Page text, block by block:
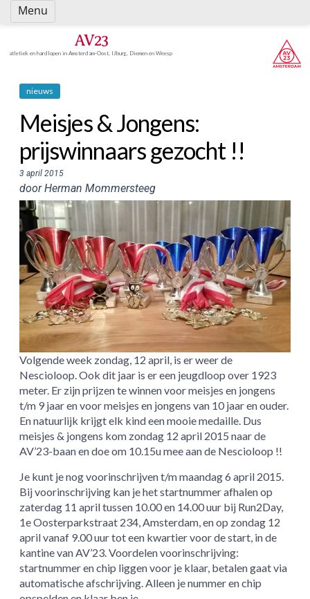
Spring
naar
AV23
atletiek en hardlopen in Amsterdam-Oost, IJburg, Diemen en Weesp
nieuws
Meisjes & Jongens:
prijswinnaars gezocht !!
3 april 2015
door Herman Mommersteeg
Volgende week zondag, 12 april, is er weer de
Nescioloop. Ook dit jaar is er een jeugdloop over 1923
meter. Er zijn prijzen te winnen voor meisjes en jongens
t/m 9 jaar en voor meisjes en jongens van 10 jaar en ouder.
En natuurlijk krijgt elk kind een mooie medaille. Dus
meisjes & jongens kom zondag 12 april 2015 naar de
AV’23-baan en doe om 10.15u mee aan de Nescioloop !!
Je kunt je nog voorinschrijven t/m maandag 6 april 2015.
Bij voorinschrijving kan je het startnummer afhalen op
zaterdag 11 april tussen 10.00 en 14.00 uur bij Run2Day,
1e Oosterparkstraat 234, Amsterdam, en op zondag 12
april vanaf 9.00 uur tot een kwartier voor de start, in de
kantine van AV’23. Voordelen voorinschrijving:
startnummer en chip liggen voor je klaar, betalen gaat via
automatische afschrijving. Alleen je nummer en chip
Menu